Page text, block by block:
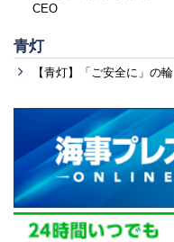
CEO
青灯
【青灯】「ご安全に」の輪